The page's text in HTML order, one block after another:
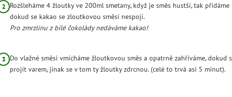
Rozšleháme 4 žloutky ve 200ml smetany, když je směs hustší, tak
dokud se kakao se zloutkovou směsí nespojí.
Pro zmrzlinu z bílé čokolády nedáváme kakao!
Do vlažné směsi vmícháme žloutkovou směs a opatrně zahříváme, dokud
projít varem, jinak se v tom ty žloutky zdrcnou. (celé to trvá asi 5 minut).